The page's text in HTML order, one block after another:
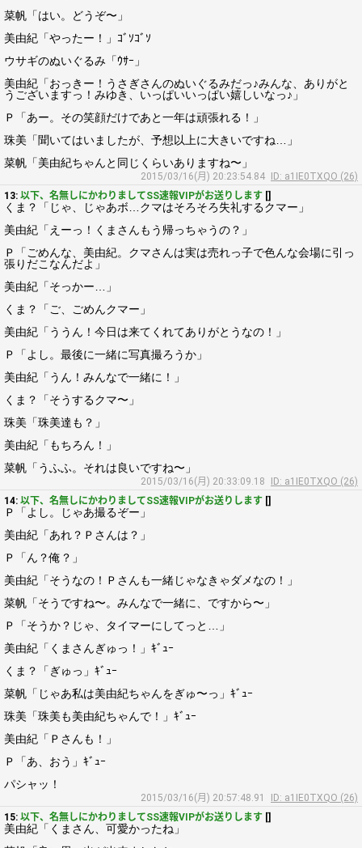
菜帆「はい。どうぞ〜」
美由紀「やったー！」ｺﾞｿｺﾞｿ
ウサギのぬいぐるみ「ｳｻｰ」
美由紀「おっきー！うさぎさんのぬいぐるみだっ♪みんな、ありがと
うございますっ！みゆき、いっぱいいっぱい嬉しいなっ♪」
Ｐ「あー。その笑顔だけであと一年は頑張れる！」
珠美「聞いてはいましたが、予想以上に大きいですね…」
菜帆「美由紀ちゃんと同じくらいありますね〜」
2015/03/16(月) 20:23:54.84
ID: a1IE0TXQO (26)
13: 以下、名無しにかわりましてSS速報VIPがお送りします []
くま？「じゃ、じゃあボ…クマはそろそろ失礼するクマー」
美由紀「えーっ！くまさんもう帰っちゃうの？」
Ｐ「ごめんな、美由紀。クマさんは実は売れっ子で色んな会場に引っ
張りだこなんだよ」
美由紀「そっかー…」
くま？「ご、ごめんクマー」
美由紀「ううん！今日は来てくれてありがとうなの！」
Ｐ「よし。最後に一緒に写真撮ろうか」
美由紀「うん！みんなで一緒に！」
くま？「そうするクマ〜」
珠美「珠美達も？」
美由紀「もちろん！」
菜帆「うふふ。それは良いですね〜」
2015/03/16(月) 20:33:09.18
ID: a1IE0TXQO (26)
14: 以下、名無しにかわりましてSS速報VIPがお送りします []
Ｐ「よし。じゃあ撮るぞー」
美由紀「あれ？Ｐさんは？」
Ｐ「ん？俺？」
美由紀「そうなの！Ｐさんも一緒じゃなきゃダメなの！」
菜帆「そうですね〜。みんなで一緒に、ですから〜」
Ｐ「そうか？じゃ、タイマーにしてっと…」
美由紀「くまさんぎゅっ！」ｷﾞｭｰ
くま？「ぎゅっ」ｷﾞｭｰ
菜帆「じゃあ私は美由紀ちゃんをぎゅ〜っ」ｷﾞｭｰ
珠美「珠美も美由紀ちゃんで！」ｷﾞｭｰ
美由紀「Ｐさんも！」
Ｐ「あ、おう」ｷﾞｭｰ
パシャッ！
2015/03/16(月) 20:57:48.91
ID: a1IE0TXQO (26)
15: 以下、名無しにかわりましてSS速報VIPがお送りします []
美由紀「くまさん、可愛かったね」